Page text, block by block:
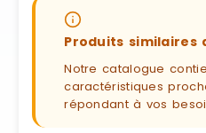
Produits similaires
Notre catalogue
caractéristiques
répondant à vos